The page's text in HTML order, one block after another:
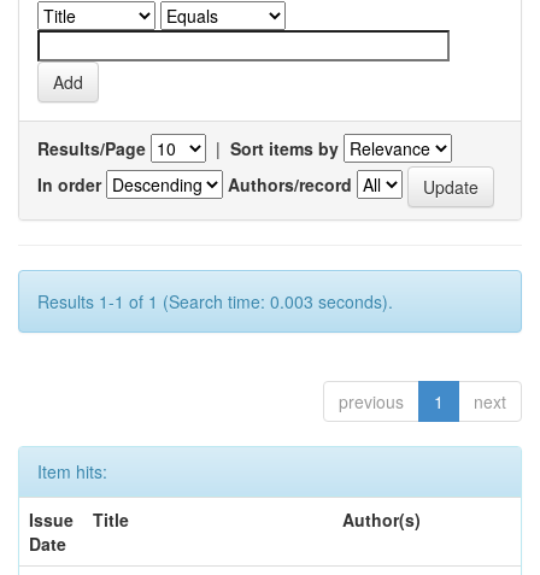
Results/Page | Sort items by
In order
Authors/record
Results 1-1 of 1 (Search time: 0.003 seconds).
previous 1 next
Item hits:
Issue
Date
Title Author(s)